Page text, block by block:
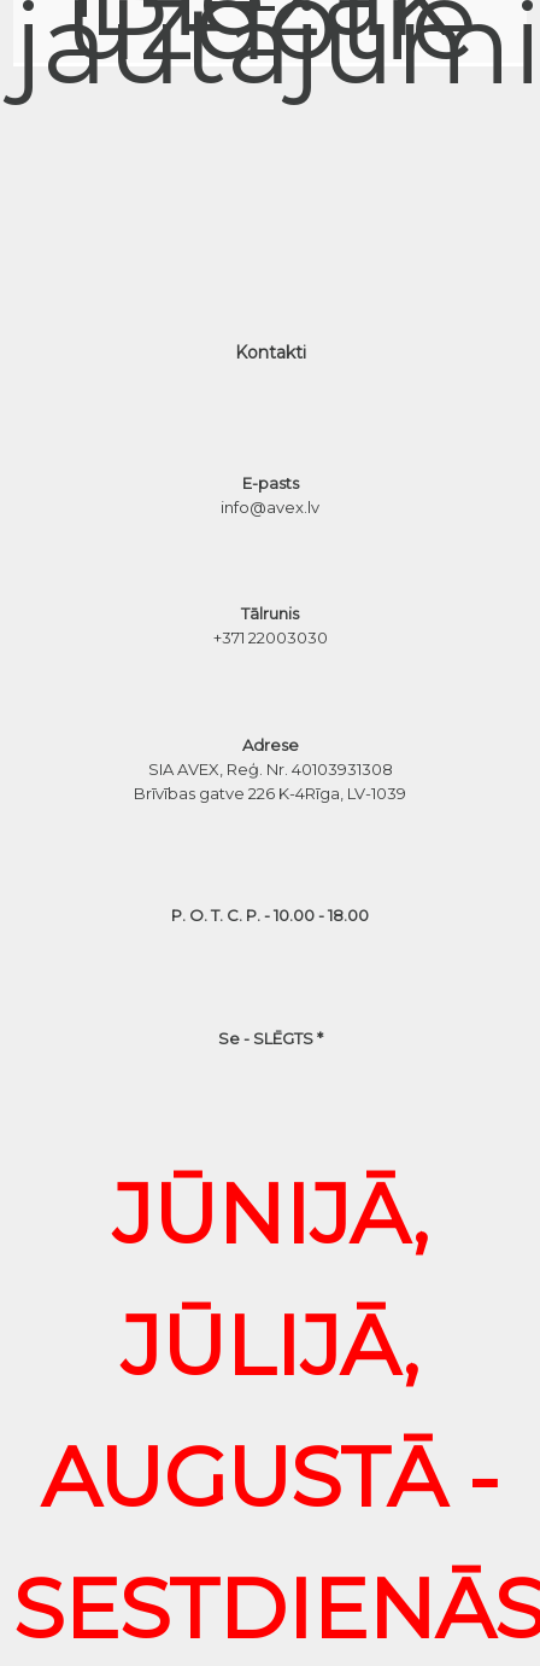
Kontakti
E-pasts
info@avex.lv
Tālrunis
+371 22003030
Adrese
SIA AVEX, Reģ. Nr. 40103931308
Brīvības gatve 226 K-4Rīga, LV-1039
P. O. T. C. P. - 10.00 - 18.00
Se - SLĒGTS *
JŪNIJĀ,
JŪLIJĀ,
AUGUSTĀ -